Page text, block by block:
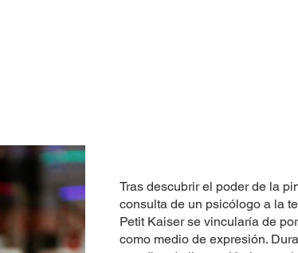
Tras descubrir el poder de la
consulta de un psicólogo a la
Petit Kaiser se vincularía de
como medio de expresión.